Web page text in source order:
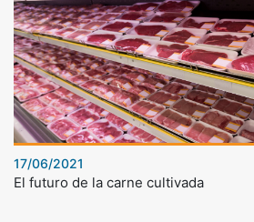
17/06/2021
El futuro de la carne cultivada